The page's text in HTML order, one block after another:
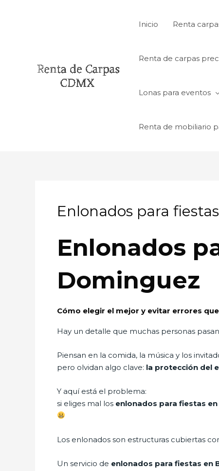
Inicio Renta
Renta de carpas
Lonas para eventos
Renta de mobiliario
Enlonados para
Enlonados
Dominguez
Cómo elegir el mejor y evitar errores
Hay un detalle que muchas personas
Piensan en la comida, la música y los
pero olvidan algo clave: la protección del
Y aquí está el problema:
si eliges mal los enlonados para fiestas
Los enlonados son estructuras cubiertas
Un servicio de enlonados para fiestas en